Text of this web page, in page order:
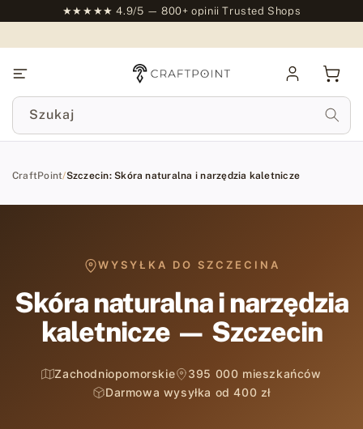
★★★★★ 4.9/5 — 800+ opinii Trusted Shops
się
Szukaj
CraftPoint/Szczecin: Skóra naturalna i narzędzia kaletnicze
WYSYŁKA DO SZCZECINA
Skóra naturalna i narzędzia
kaletnicze — Szczecin
Zachodniopomorskie
395 000 mieszkańców
Darmowa wysyłka od 400 zł